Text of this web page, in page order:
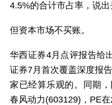
4.5%的合计市占率，说出
但资本市场不买账。
华西证券4月点评报告给
证券7月首次覆盖深度报
家已经算乐观的。同期
春风动力(603129)，PE在